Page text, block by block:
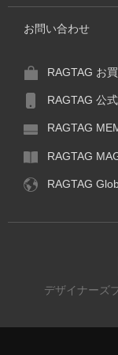
お問い合わせ
RAGTAG お
RAGTAG 公
RAGTAG
RAGTAG
RAGTAG
デザイナーズ